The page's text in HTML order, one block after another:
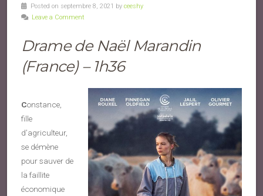
Posted on septembre 8, 2021 by ceeshy
Leave a Comment
Drame de Naël Marandin
(France) – 1h36
Constance,
fille
d’agriculteur,
se démène
pour sauver de
la faillite
économique